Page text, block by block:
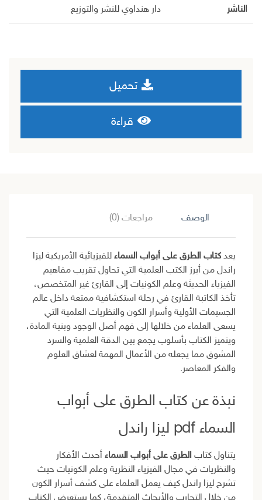
الناشر دار هنداوي للنشر والتوزيع
تحميل
قراءة
الوصف مراجعات (0)
يعد كتاب الطرق على أبواب السماء للفيزيائية الأمريكية ليزا
راندل من أبرز الكتب العلمية التي تحاول تقريب مفاهيم
الفيزياء الحديثة وعلم الكونيات إلى القارئ غير المتخصص،
تأخذ الكاتبة القارئ في رحلة استكشافية ممتعة داخل عالم
الجسيمات الأولية وأسرار الكون والنظريات العلمية التي
يسعى العلماء من خلالها إلى فهم أصل الوجود وبنية المادة،
ويتميز الكتاب بأسلوب يجمع بين الدقة العلمية والسرد
المشوق مما يجعله من الأعمال المهمة لعشاق العلوم
والفكر المعاصر.
نبذة عن كتاب الطرق على أبواب
السماء pdf ليزا راندل
يتناول كتاب الطرق على أبواب السماء أحدث الأفكار
والنظريات في مجال الفيزياء النظرية وعلم الكونيات حيث
تشرح ليزا راندل كيف يعمل العلماء على كشف أسرار الكون